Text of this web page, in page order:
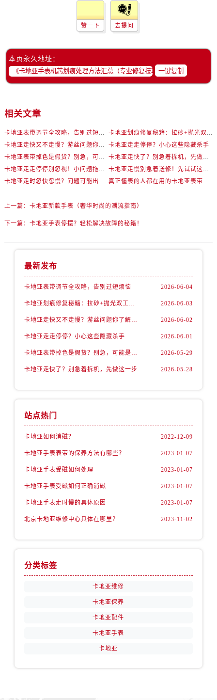
赞一下 去提问
本页永久地址：
一键复制
相关文章
卡地亚表带调节全攻略，告别过短烦恼
卡地亚划痕修复秘籍：拉砂+抛光双工艺还原如新
卡地亚走快又不走慢？游丝问题你了解多少？
卡地亚走走停停？小心这些隐藏杀手
卡地亚表带掉色是假货？别急，可能是这些日常习惯惹的祸
卡地亚走快了？别急着拆机，先做这一步
卡地亚走走停停别忽视！小问题拖成大修很烧钱
卡地亚走慢别急着送修！先试试这些方法
卡地亚走时忽快忽慢？问题可能出在你睡觉时！
真正懂表的人都在用的卡地亚表带调节技巧
上一篇： 卡地亚新款手表（奢华时尚的潮流指南）
下一篇： 卡地亚手表停摆？轻松解决故障的秘籍！
最新发布
卡地亚表带调节全攻略，告别过短烦恼 2026-06-04
卡地亚划痕修复秘籍：拉砂+抛光双工艺还原如新 2026-06-03
卡地亚走快又不走慢？游丝问题你了解多少？ 2026-06-02
卡地亚走走停停？小心这些隐藏杀手 2026-06-01
卡地亚表带掉色是假货？别急，可能是这些日常习惯惹的祸 2026-05-29
卡地亚走快了？别急着拆机，先做这一步 2026-05-28
站点热门
卡地亚如何消磁？ 2022-12-09
卡地亚手表表带的保养方法有哪些？ 2023-01-07
卡地亚手表受磁如何处理 2023-01-07
卡地亚手表受磁如何正确消磁 2023-01-07
卡地亚手表走时慢的具体原因 2023-01-07
北京卡地亚维修中心具体在哪里？ 2023-11-02
分类标签
卡地亚维修
卡地亚保养
卡地亚配件
卡地亚手表
卡地亚